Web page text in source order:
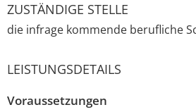
ZUSTÄNDIGE STELLE
die infrage kommende berufliche
LEISTUNGSDETAILS
Voraussetzungen